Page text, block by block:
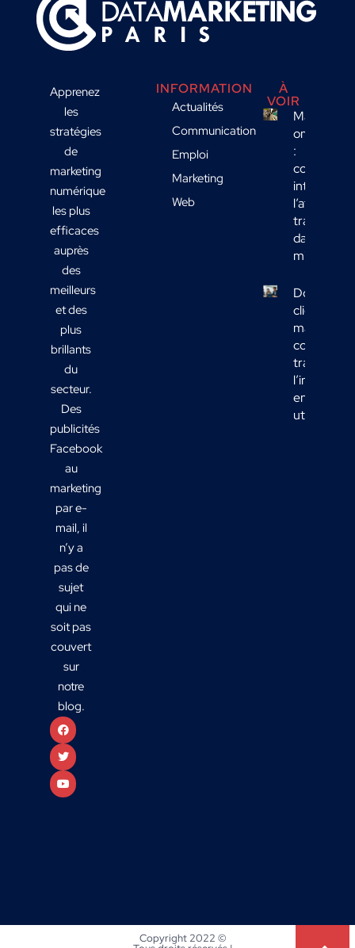
Apprenez
les
stratégies
de
marketing
numérique
les plus
efficaces
auprès
des
meilleurs
et des
plus
brillants
du
secteur.
Des
publicités
Facebook
au
marketing
par e-
mail, il
n’y a
pas de
sujet
qui ne
soit pas
couvert
sur
notre
blog.
INFORMATION
Actualités
Communication
Emploi
Marketing
Web
À
VOIR
Marketing
omnicanal
:
comment
intégrer
l’affichage
transport
dans votre
mix média
Données
clients
marketing :
comment
en actions
utiles ?
Copyright 2022 ©